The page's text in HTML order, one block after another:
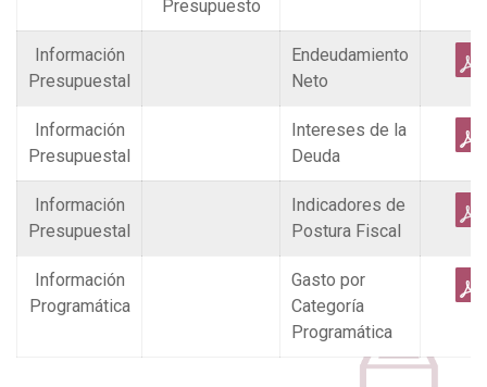
Presupuesto
Información
Presupuestal
Endeudamiento
Neto
Información
Presupuestal
Intereses de la
Deuda
Información
Presupuestal
Indicadores de
Postura Fiscal
Información
Programática
Gasto por
Categoría
Programática